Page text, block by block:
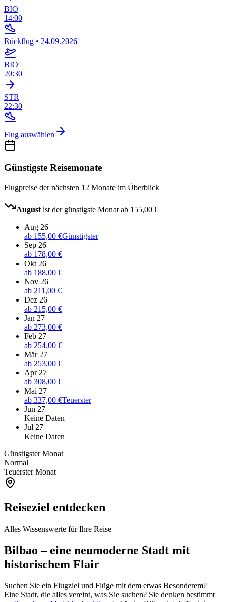
BIO
14:00
Rückflug • 24.09.2026
BIO
20:30
STR
22:30
Flug auswählen
Günstigste Reisemonate
Flugpreise der nächsten 12 Monate im Überblick
August ist der günstigste Monat ab 155,00 €
Aug 26
ab 155,00 €Günstigster
Sep 26
ab 178,00 €
Okt 26
ab 188,00 €
Nov 26
ab 211,00 €
Dez 26
ab 215,00 €
Jan 27
ab 273,00 €
Feb 27
ab 254,00 €
Mär 27
ab 253,00 €
Apr 27
ab 308,00 €
Mai 27
ab 337,00 €Teuerster
Jun 27
Keine Daten
Jul 27
Keine Daten
Günstigster Monat
Normal
Teuerster Monat
Reiseziel entdecken
Alles Wissenswerte für Ihre Reise
Bilbao – eine neumoderne Stadt mit
historischem Flair
Suchen Sie ein Flugziel und Flüge mit dem etwas Besonderem?
Eine Stadt, die alles vereint, was Sie suchen? Sie denken bestimmt